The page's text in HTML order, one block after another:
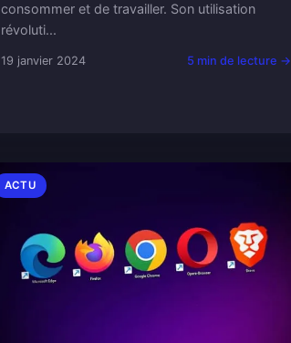
consommer et de travailler. Son utilisation
révoluti...
19 janvier 2024 5 min de lecture →
ACTU